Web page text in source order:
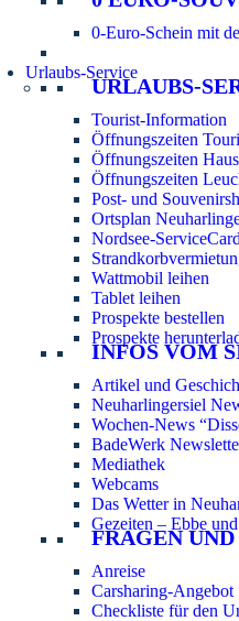
0-Euro-Schein mit
Urlaubs-Service
URLAUBS-
Tourist-Information
Öffnungszeiten
Öffnungszeiten
Öffnungszeiten
Post- und
Ortsplan
Nordsee-ServiceCard
Wattmobil leihen
Tablet leihen
Prospekte bestellen
Prospekte
INFOS VOM
Artikel und
Neuharlingersiel
Wochen-News
BadeWerk
Mediathek
Webcams
Das Wetter in
Gezeiten – Ebbe
FRAGEN
Anreise
Carsharing-Angebot
Checkliste für den